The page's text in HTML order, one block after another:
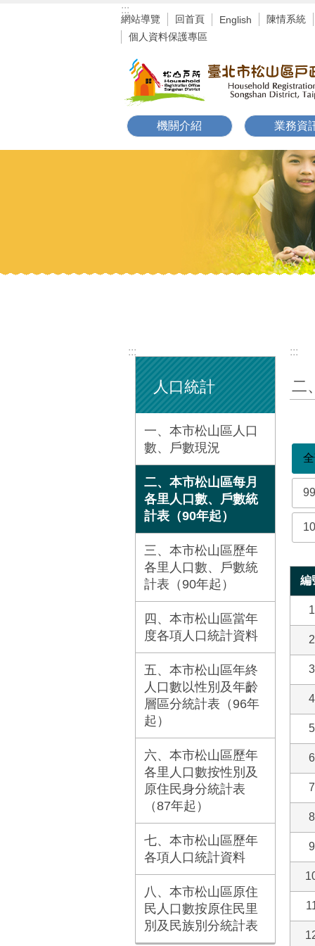
:::
網站導覽 回首頁 English 陳情系統
個人資料保護專區
機關介紹 業務資
:::
人口統計
一、本市松山區人口
數、戶數現況
二、本市松山區每月
各里人口數、戶數統
計表（90年起）
三、本市松山區歷年
各里人口數、戶數統
計表（90年起）
四、本市松山區當年
度各項人口統計資料
五、本市松山區年終
人口數以性別及年齡
層區分統計表（96年
起）
六、本市松山區歷年
各里人口數按性別及
原住民身分統計表
（87年起）
七、本市松山區歷年
各項人口統計資料
八、本市松山區原住
民人口數按原住民里
別及民族別分統計表
:::
二
編
1
2
3
4
5
6
7
8
9